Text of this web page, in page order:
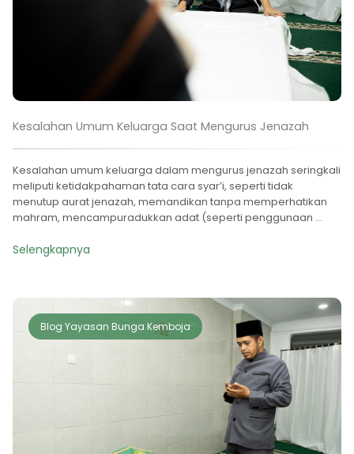
Kesalahan Umum Keluarga Saat Mengurus Jenazah
Kesalahan umum keluarga dalam mengurus jenazah seringkali
meliputi ketidakpahaman tata cara syar’i, seperti tidak
menutup aurat jenazah, memandikan tanpa memperhatikan
mahram, mencampuradukkan adat (seperti penggunaan ...
Selengkapnya
Blog Yayasan Bunga Kemboja